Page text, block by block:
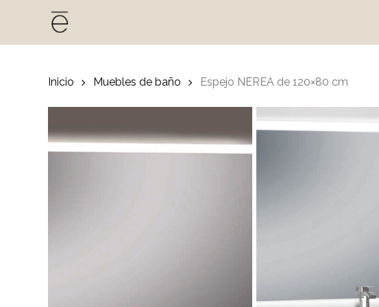
main
Inicio Muebles de baño Espejo NEREA de 120×80 cm